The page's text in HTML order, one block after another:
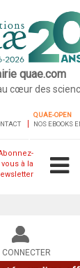
quae.com
cœur des
QUAE-OPEN
NOS EBOOKS
vous à la
le
site
CONNECTER